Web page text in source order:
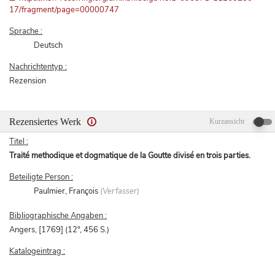
17/fragment/page=00000747
Sprache :
Deutsch
Nachrichtentyp :
Rezension
Rezensiertes Werk Kurzansicht
Titel :
Traité methodique et dogmatique de la Goutte divisé en trois parties.
Beteiligte Person :
Paulmier, François (Verfasser)
Bibliographische Angaben :
Angers, [1769] (12°, 456 S.)
Katalogeintrag :